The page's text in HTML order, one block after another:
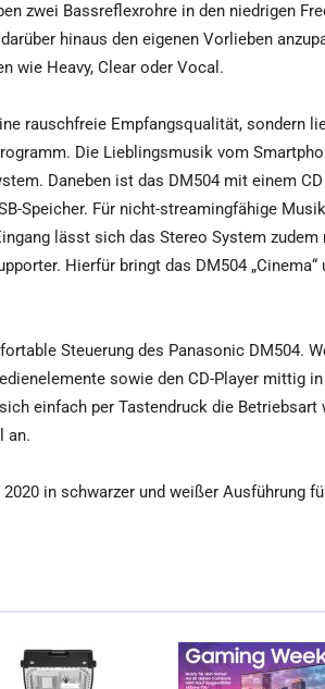
zwei Bassreflexrohre in den niedrigen
hinaus den eigenen Vorlieben
wie Heavy, Clear oder Vocal.
rauschfreie Empfangsqualität, sondern
Die Lieblingsmusik vom
Daneben ist das DM504 mit einem
Speicher. Für nicht-streamingfähige
lässt sich das Stereo System
Hierfür bringt das DM504 „Cinema“
Steuerung des Panasonic DM504.
sowie den CD-Player mittig
einfach per Tastendruck die Betriebsart
an.
in schwarzer und weißer Ausführung